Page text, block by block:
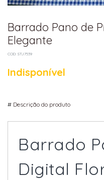
Barrado Pano de
Elegante
COD: STJ7539
Indisponível
# Descrição do produto
Barrado
Digital